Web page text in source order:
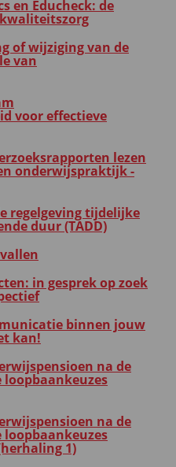
en Educheck: de
of wijziging van de
van
voor effectieve
lezen
onderwijspraktijk -
regelgeving tijdelijke
duur (TADD)
in gesprek op zoek
binnen jouw
kan!
na de
na de
1)